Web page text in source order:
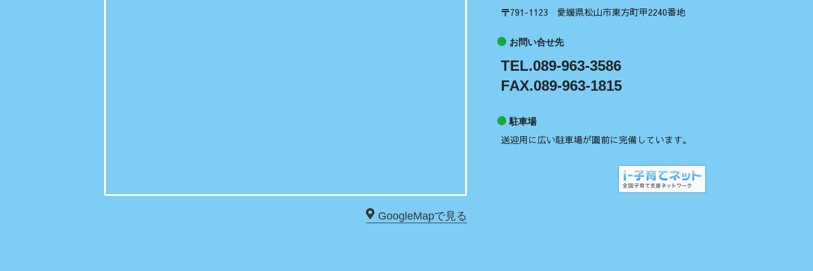
GoogleMapで見る
〒791-1123 愛媛県松山市東方町甲2240番地
お問い合せ先
TEL.089-963-3586
FAX.089-963-1815
駐車場
送迎用に広い駐車場が園前に完備しています。